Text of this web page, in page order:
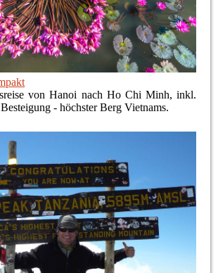
von Hanoi nach Ho Chi Minh, inkl.
- höchster Berg Vietnams.